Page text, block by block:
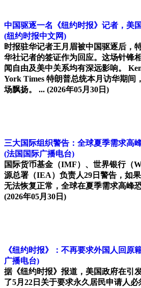
中国驱逐一名《纽约时报》记者，美
(纽约时报中文网)
时报驻华记者王月眉被中国驱逐后，
华社记者的签证作为回应。这场针锋
闻自由及美中关系均有深远影响。
York Times 特朗普总统本月访华期间
场飘扬。 ... (2026年05月30日)
三大国际组织警告：全球夏季需求高
(法国国际广播电台)
国际货币基金（IMF）、世界银行（
源总署（IEA）负责人29日警告，如
无法恢复正常，全球在夏季需求高峰
(2026年05月30日)
《纽约时报》：不再要求外国人回原
广播电台)
据《纽约时报》报道，美国政府在引
了5月22日关于要求永久居民申请人